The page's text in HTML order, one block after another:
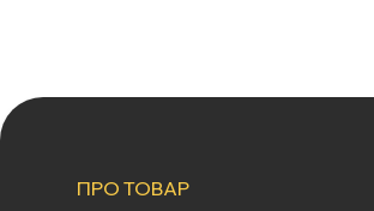
ПРО ТОВАР